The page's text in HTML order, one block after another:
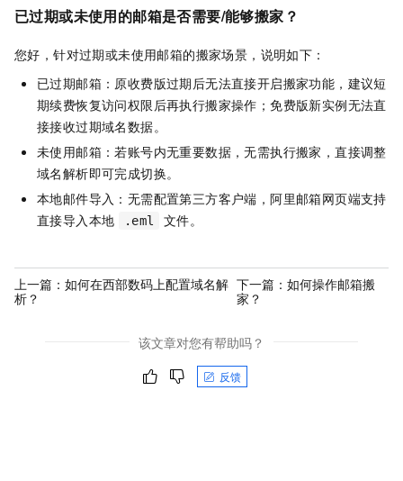
已过期或未使用的邮箱是否需要/能够搬家？
您好，针对过期或未使用邮箱的搬家场景，说明如下：
已过期邮箱：原收费版过期后无法直接开启搬家功能，建议短
期续费恢复访问权限后再执行搬家操作；免费版新实例无法直
接接收过期域名数据。
未使用邮箱：若账号内无重要数据，无需执行搬家，直接调整
域名解析即可完成切换。
本地邮件导入：无需配置第三方客户端，阿里邮箱网页端支持
直接导入本地
.eml 文件。
上一篇： 如何在西部数码上配置域名解
析？
下一篇： 如何操作邮箱搬
家？
该文章对您有帮助吗？
反馈